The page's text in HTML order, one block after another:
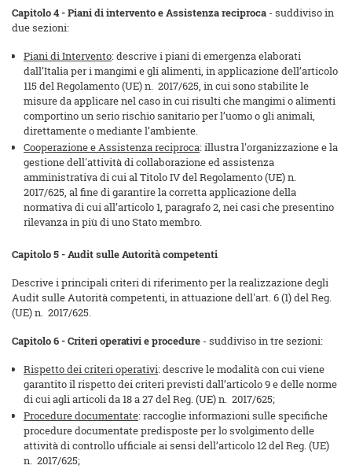
Capitolo 4 - Piani di intervento e Assistenza reciproca - suddiviso in
due sezioni:
Piani di Intervento: descrive i piani di emergenza elaborati
dall’Italia per i mangimi e gli alimenti, in applicazione dell’articolo
115 del Regolamento (UE) n. 2017/625, in cui sono stabilite le
misure da applicare nel caso in cui risulti che mangimi o alimenti
comportino un serio rischio sanitario per l’uomo o gli animali,
direttamente o mediante l’ambiente.
Cooperazione e Assistenza reciproca: illustra l'organizzazione e la
gestione dell'attività di collaborazione ed assistenza
amministrativa di cui al Titolo IV del Regolamento (UE) n.
2017/625, al fine di garantire la corretta applicazione della
normativa di cui all’articolo 1, paragrafo 2, nei casi che presentino
rilevanza in più di uno Stato membro.
Capitolo 5 - Audit sulle Autorità competenti
Descrive i principali criteri di riferimento per la realizzazione degli
Audit sulle Autorità competenti, in attuazione dell'art. 6 (1) del Reg.
(UE) n. 2017/625.
Capitolo 6 - Criteri operativi e procedure - suddiviso in tre sezioni:
Rispetto dei criteri operativi: descrive le modalità con cui viene
garantito il rispetto dei criteri previsti dall’articolo 9 e delle norme
di cui agli articoli da 18 a 27 del Reg. (UE) n. 2017/625;
Procedure documentate: raccoglie informazioni sulle specifiche
procedure documentate predisposte per lo svolgimento delle
attività di controllo ufficiale ai sensi dell’articolo 12 del Reg. (UE)
n. 2017/625;